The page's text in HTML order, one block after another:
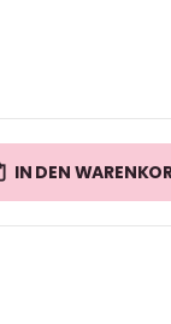
IN DEN